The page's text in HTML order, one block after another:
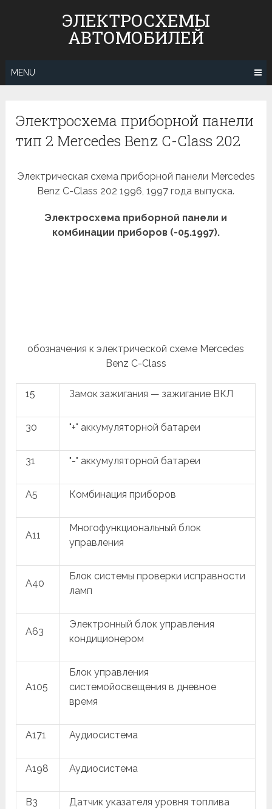
ЭЛЕКТРОСХЕМЫ
АВТОМОБИЛЕЙ
MENU
Электросхема приборной панели
тип 2 Mercedes Benz С-Class 202
Электрическая схема приборной панели Mercedes
Benz С-Class 202 1996, 1997 года выпуска.
Электросхема приборной панели и
комбинации приборов (-05.1997).
обозначения к электрической схеме Mercedes
Benz C-Class
15 Замок зажигания — зажигание ВКЛ
30 "+" аккумуляторной батареи
31 "-" аккумуляторной батареи
A5 Комбинация приборов
A11
Многофункциональный блок
управления
A40
Блок системы проверки исправности
ламп
A63
Электронный блок управления
кондиционером
A105
Блок управления
системойосвещения в дневное
время
A171 Аудиосистема
A198 Аудиосистема
B3 Датчик указателя уровня топлива